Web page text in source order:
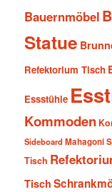
Bauernmöbel
Statue
Refektorium Tisch
Essstühle
Kommoden
SideboardMahagoni
Tisch
Tisch